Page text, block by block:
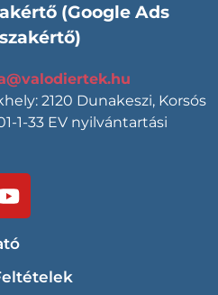
(Google Ads
2120 Dunakeszi, Korsós
1-33 EV nyilvántartási